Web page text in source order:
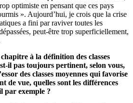
optimiste en pensant que ces pays
». Aujourd’hui, je crois que la crise
a fini par raviver toutes les
peut-être trop superficiellement,
à la définition des classes
il pas toujours pertinent, selon vous,
des classes moyennes qui favorise
de vue, quelles sont les différences
par exemple ?